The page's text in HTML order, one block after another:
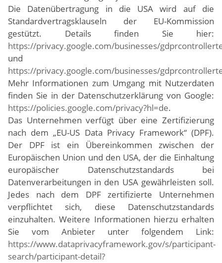
Die Datenübertragung in die USA wird auf die
Standardvertragsklauseln der EU-Kommission
gestützt. Details finden Sie hier:
https://privacy.google.com/businesses/
und
https://privacy.google.com/businesses/
Mehr Informationen zum Umgang mit Nutzerdaten
finden Sie in der Datenschutzerklärung von Google:
https://policies.google.com/privacy?hl=de.
Das Unternehmen verfügt über eine Zertifizierung
nach dem „EU-US Data Privacy Framework“ (DPF).
Der DPF ist ein Übereinkommen zwischen der
Europäischen Union und den USA, der die Einhaltung
europäischer Datenschutzstandards bei
Datenverarbeitungen in den USA gewährleisten soll.
Jedes nach dem DPF zertifizierte Unternehmen
verpflichtet sich, diese Datenschutzstandards
einzuhalten. Weitere Informationen hierzu erhalten
Sie vom Anbieter unter folgendem Link:
https://www.dataprivacyframework.gov/s/participant-
search/participant-detail?